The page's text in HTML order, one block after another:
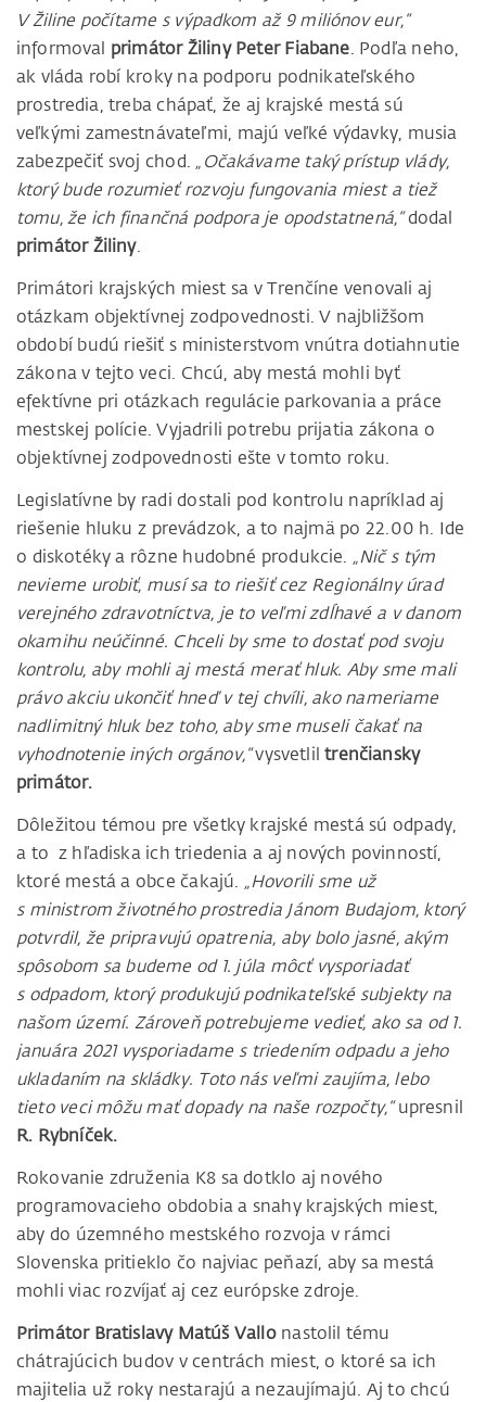
V Žiline počítame s výpadkom až 9 miliónov eur,“
informoval primátor Žiliny Peter Fiabane. Podľa neho,
ak vláda robí kroky na podporu podnikateľského
prostredia, treba chápať, že aj krajské mestá sú
veľkými zamestnávateľmi, majú veľké výdavky, musia
zabezpečiť svoj chod. „Očakávame taký prístup vlády,
ktorý bude rozumieť rozvoju fungovania miest a tiež
tomu, že ich finančná podpora je opodstatnená,“dodal
primátor Žiliny.
Primátori krajských miest sa v Trenčíne venovali aj
otázkam objektívnej zodpovednosti. V najbližšom
období budú riešiť s ministerstvom vnútra dotiahnutie
zákona v tejto veci. Chcú, aby mestá mohli byť
efektívne pri otázkach regulácie parkovania a práce
mestskej polície. Vyjadrili potrebu prijatia zákona o
objektívnej zodpovednosti ešte v tomto roku.
Legislatívne by radi dostali pod kontrolu napríklad aj
riešenie hluku z prevádzok, a to najmä po 22.00 h. Ide
o diskotéky a rôzne hudobné produkcie. „Nič s tým
nevieme urobiť, musí sa to riešiť cez Regionálny úrad
verejného zdravotníctva, je to veľmi zdĺhavé a v danom
okamihu neúčinné. Chceli by sme to dostať pod svoju
kontrolu, aby mohli aj mestá merať hluk. Aby sme mali
právo akciu ukončiť hneď v tej chvíli, ako nameriame
nadlimitný hluk bez toho, aby sme museli čakať na
vyhodnotenie iných orgánov,“vysvetliltrenčiansky
primátor.
Dôležitou témou pre všetky krajské mestá sú odpady,
a to z hľadiska ich triedenia a aj nových povinností,
ktoré mestá a obce čakajú. „Hovorili sme už
s ministrom životného prostredia Jánom Budajom, ktorý
potvrdil, že pripravujú opatrenia, aby bolo jasné, akým
spôsobom sa budeme od 1. júla môcť vysporiadať
s odpadom, ktorý produkujú podnikateľské subjekty na
našom území. Zároveň potrebujeme vedieť, ako sa od 1.
januára 2021 vysporiadame s triedením odpadu a jeho
ukladaním na skládky. Toto nás veľmi zaujíma, lebo
tieto veci môžu mať dopady na naše rozpočty,“upresnil
R. Rybníček.
Rokovanie združenia K8 sa dotklo aj nového
programovacieho obdobia a snahy krajských miest,
aby do územného mestského rozvoja v rámci
Slovenska pritieklo čo najviac peňazí, aby sa mestá
mohli viac rozvíjať aj cez európske zdroje.
Primátor Bratislavy Matúš Vallonastolil tému
chátrajúcich budov v centrách miest, o ktoré sa ich
majitelia už roky nestarajú a nezaujímajú. Aj to chcú